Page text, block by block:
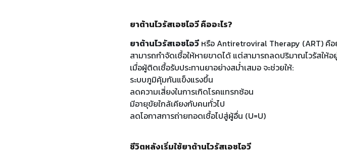
ยาต้านไวรัสเอชไอวี คืออะไร?
ยาต้านไวรัสเอชไอวี หรือ Antiretroviral Therapy (ART) คือ
สามารถกำจัดเชื้อให้หายขาดได้ แต่สามารถลดปริมาณไวรัสให้
เมื่อผู้ติดเชื้อรับประทานยาอย่างสม่ำเสมอ จะช่วยให้:
ระบบภูมิคุ้มกันแข็งแรงขึ้น
ลดความเสี่ยงในการเกิดโรคแทรกซ้อน
มีอายุขัยใกล้เคียงกับคนทั่วไป
ลดโอกาสการถ่ายทอดเชื้อไปสู่ผู้อื่น (U=U)
ชีวิตหลังเริ่มใช้ยาต้านไวรัสเอชไอวี